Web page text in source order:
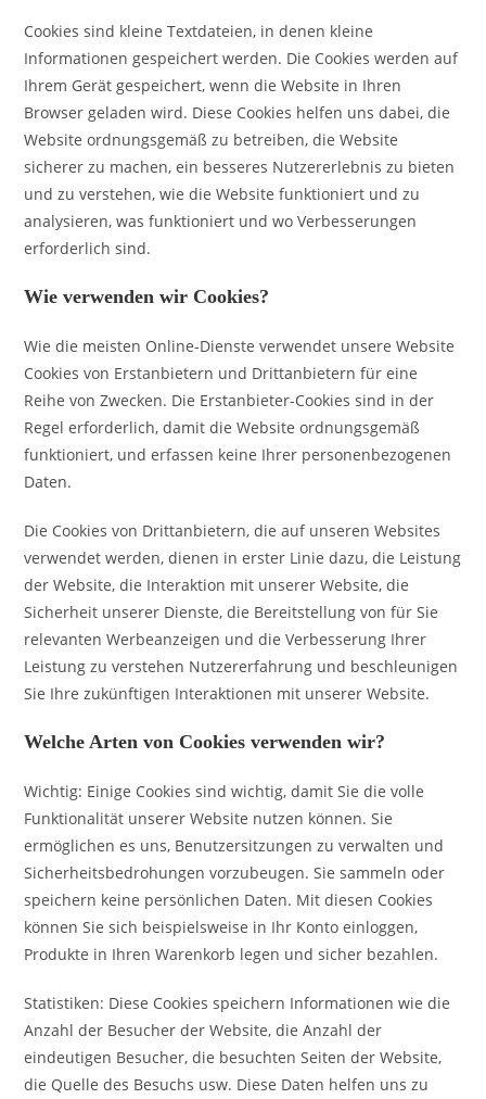
Cookies sind kleine Textdateien, in denen kleine
Informationen gespeichert werden. Die Cookies werden auf
Ihrem Gerät gespeichert, wenn die Website in Ihren
Browser geladen wird. Diese Cookies helfen uns dabei, die
Website ordnungsgemäß zu betreiben, die Website
sicherer zu machen, ein besseres Nutzererlebnis zu bieten
und zu verstehen, wie die Website funktioniert und zu
analysieren, was funktioniert und wo Verbesserungen
erforderlich sind.
Wie verwenden wir Cookies?
Wie die meisten Online-Dienste verwendet unsere Website
Cookies von Erstanbietern und Drittanbietern für eine
Reihe von Zwecken. Die Erstanbieter-Cookies sind in der
Regel erforderlich, damit die Website ordnungsgemäß
funktioniert, und erfassen keine Ihrer personenbezogenen
Daten.
Die Cookies von Drittanbietern, die auf unseren Websites
verwendet werden, dienen in erster Linie dazu, die Leistung
der Website, die Interaktion mit unserer Website, die
Sicherheit unserer Dienste, die Bereitstellung von für Sie
relevanten Werbeanzeigen und die Verbesserung Ihrer
Leistung zu verstehen Nutzererfahrung und beschleunigen
Sie Ihre zukünftigen Interaktionen mit unserer Website.
Welche Arten von Cookies verwenden wir?
Wichtig: Einige Cookies sind wichtig, damit Sie die volle
Funktionalität unserer Website nutzen können. Sie
ermöglichen es uns, Benutzersitzungen zu verwalten und
Sicherheitsbedrohungen vorzubeugen. Sie sammeln oder
speichern keine persönlichen Daten. Mit diesen Cookies
können Sie sich beispielsweise in Ihr Konto einloggen,
Produkte in Ihren Warenkorb legen und sicher bezahlen.
Statistiken: Diese Cookies speichern Informationen wie die
Anzahl der Besucher der Website, die Anzahl der
eindeutigen Besucher, die besuchten Seiten der Website,
die Quelle des Besuchs usw. Diese Daten helfen uns zu